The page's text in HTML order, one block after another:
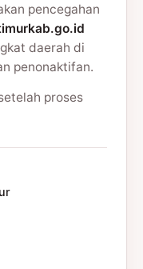
pencegahan
daerah di
penonaktifan.
proses